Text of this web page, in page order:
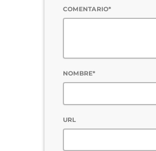
COMENTARIO*
NOMBRE*
URL